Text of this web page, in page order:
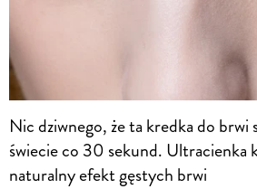
Nic dziwnego, że ta kredka do brwi
świecie co 30 sekund. Ultracienka
naturalny efekt gęstych brwi